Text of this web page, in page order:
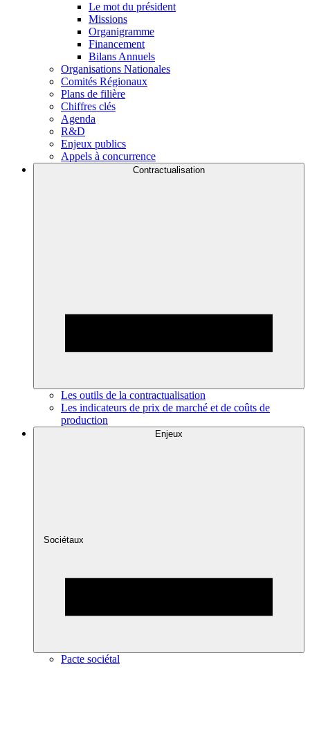
Le mot du président
Missions
Organigramme
Financement
Bilans Annuels
Organisations Nationales
Comités Régionaux
Plans de filière
Chiffres clés
Agenda
R&D
Enjeux publics
Appels à concurrence
Contractualisation
Les outils de la contractualisation
Les indicateurs de prix de marché et de coûts de
production
Enjeux
Sociétaux
Pacte sociétal